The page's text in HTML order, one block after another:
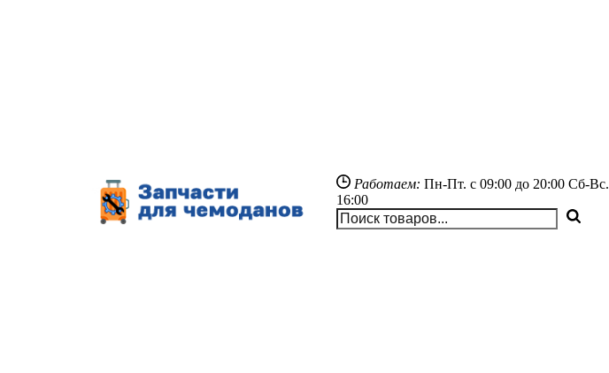
Работаем: Пн-Пт. с 09:00 до 20:00Сб-Вс.
16:00